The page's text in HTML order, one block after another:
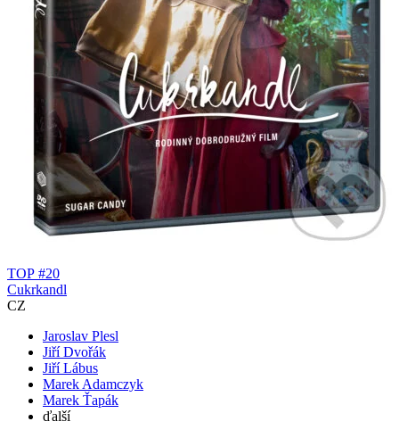
TOP #20
Cukrkandl
CZ
Jaroslav Plesl
Jiří Dvořák
Jiří Lábus
Marek Adamczyk
Marek Ťapák
ďalší